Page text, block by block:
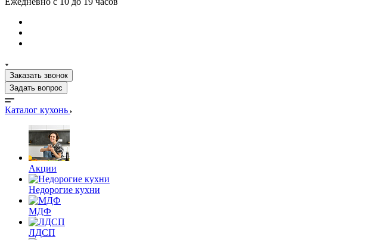
Заказать звонок
Задать вопрос
Каталог кухонь
Акции
Недорогие кухни
МДФ
ЛДСП